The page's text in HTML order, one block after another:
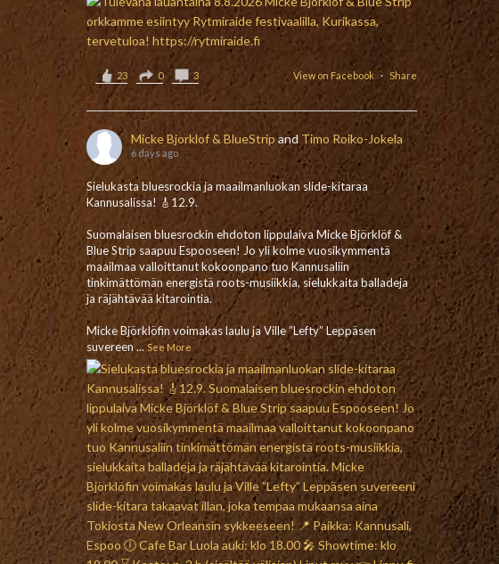
View on Facebook · Share
23 0 3
Micke Bjorklof & BlueStripand Timo Roiko-Jokela
6 days ago
Sielukasta bluesrockia ja maailmanluokan slide-kitaraa
Kannusalissa! 🎸12.9.
Suomalaisen bluesrockin ehdoton lippulaiva Micke Björklöf &
Blue Strip saapuu Espooseen! Jo yli kolme vuosikymmentä
maailmaa valloittanut kokoonpano tuo Kannusaliin
tinkimättömän energistä roots-musiikkia, sielukkaita balladeja
ja räjähtävää kitarointia.
Micke Björklöfin voimakas laulu ja Ville ”Lefty” Leppäsen
suvereen... See More